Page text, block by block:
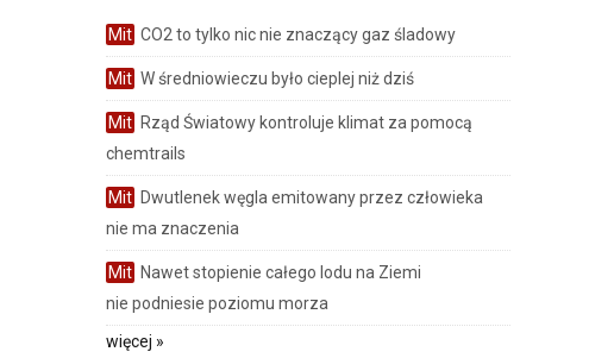
Mit CO2 to tylko nic nie znaczący gaz śladowy
Mit W średniowieczu było cieplej niż dziś
Mit Rząd Światowy kontroluje klimat za pomocą
chemtrails
Mit Dwutlenek węgla emitowany przez człowieka
nie ma znaczenia
Mit Nawet stopienie całego lodu na Ziemi
nie podniesie poziomu morza
więcej »